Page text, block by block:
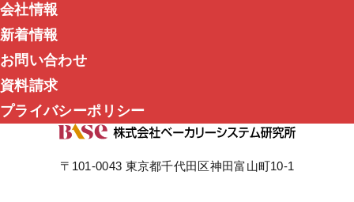
会社情報
新着情報
お問い合わせ
資料請求
プライバシーポリシー
〒101-0043 東京都千代田区神田富山町10-1